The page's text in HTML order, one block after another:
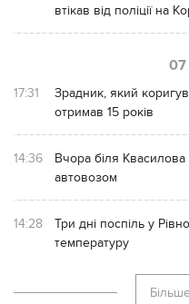
втікав від поліції на
07
17:31
Зрадник, який
отримав 15 років
14:36
Вчора біля
автовозом
14:28
Три дні поспіль у
температуру